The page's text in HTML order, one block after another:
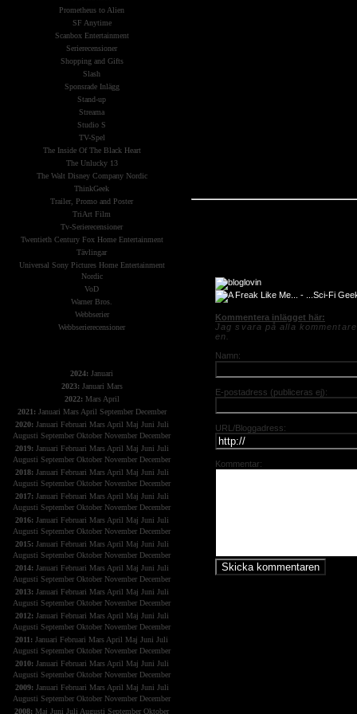
Kommentera inlägget här:
Jag svara på alla
en.
Namn:
E-postadress (publiceras ej):
URL/Bloggadress:
Kommentar:
Prometheus to Alien
SF Anytime
Scanbox Entertainment
Serierecensioner
Shopping and Gifts
Slash
Sponsrade Inlägg
Stand-up
Streama
Studio S
TV-Spel
The Inside Of The Black Heart
The Unlucky 13
The Walt Disney Company Nordic
ThinkGeek
Trailer, Promo and Poster
TriArt Film
Tv-Serierecensioner
Twentieth Century Fox Home Entertainment
Tävlingar
Universal Sony Pictures Home Entertainment
Nordic
VoD
Warner Bros.
Webbserier
Webbserierecensioner
2024: Januari
2023: Januari Mars
2022: Mars April
2021: Januari Mars April September December
2020: Januari Februari Mars April Maj Juni Juli
Augusti September Oktober November December
2019: Januari Februari Mars April Maj Juni Juli
Augusti September Oktober November December
2018: Januari Februari Mars April Maj Juni Juli
Augusti September Oktober November December
2017: Januari Februari Mars April Maj Juni Juli
Augusti September Oktober November December
2016: Januari Februari Mars April Maj Juni Juli
Augusti September Oktober November December
2015: Januari Februari Mars April Maj Juni Juli
Augusti September Oktober November December
2014: Januari Februari Mars April Maj Juni Juli
Augusti September Oktober November December
2013: Januari Februari Mars April Maj Juni Juli
Augusti September Oktober November December
2012: Januari Februari Mars April Maj Juni Juli
Augusti September Oktober November December
2011: Januari Februari Mars April Maj Juni Juli
Augusti September Oktober November December
2010: Januari Februari Mars April Maj Juni Juli
Augusti September Oktober November December
2009: Januari Februari Mars April Maj Juni Juli
Augusti September Oktober November December
2008: Maj Juni Juli Augusti September Oktober